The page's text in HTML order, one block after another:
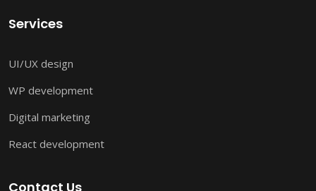
Services
UI/UX design
WP development
Digital marketing
React development
Contact Us